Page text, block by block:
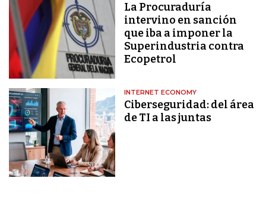
La Procuraduría
intervino en sanción
que iba a imponer la
Superindustria contra
Ecopetrol
INTERNET ECONOMY
Ciberseguridad: del área
de TI a las juntas